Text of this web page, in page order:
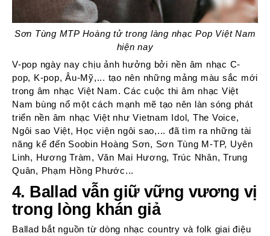
Sơn Tùng MTP Hoàng tử trong làng nhạc Pop Việt Nam
hiện nay
V-pop ngày nay chịu ảnh hưởng bởi nền âm nhạc C-
pop, K-pop, Âu-Mỹ,... tạo nên những mảng màu sắc mới
trong âm nhạc Việt Nam. Các cuộc thi âm nhạc Việt
Nam bùng nổ một cách mạnh mẽ tạo nên làn sóng phát
triển nền âm nhạc Việt như Vietnam Idol, The Voice,
Ngôi sao Việt, Học viện ngôi sao,... đã tìm ra những tài
năng kể đến Soobin Hoàng Sơn, Sơn Tùng M-TP, Uyên
Linh, Hương Tràm, Văn Mai Hương, Trúc Nhân, Trung
Quân, Phạm Hồng Phước...
4. Ballad vẫn giữ vững vương vị
trong lòng khán giả
Ballad bắt nguồn từ dòng nhạc country và folk giai điệu